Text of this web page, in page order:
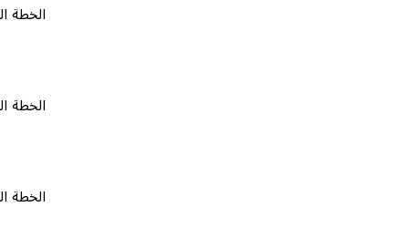
الخطة المجانية
الخطة المجانية
الخطة المجانية